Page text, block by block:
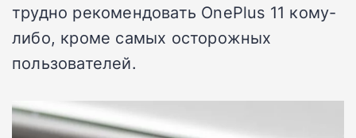
трудно рекомендовать OnePlus 11 кому-
либо, кроме самых осторожных
пользователей.